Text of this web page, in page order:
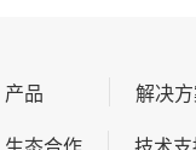
产品 解决